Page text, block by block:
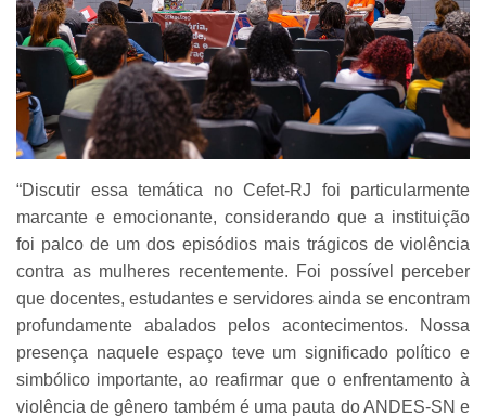
“Discutir essa temática no Cefet-RJ foi particularmente
marcante e emocionante, considerando que a instituição
foi palco de um dos episódios mais trágicos de violência
contra as mulheres recentemente. Foi possível perceber
que docentes, estudantes e servidores ainda se encontram
profundamente abalados pelos acontecimentos. Nossa
presença naquele espaço teve um significado político e
simbólico importante, ao reafirmar que o enfrentamento à
violência de gênero também é uma pauta do ANDES-SN e